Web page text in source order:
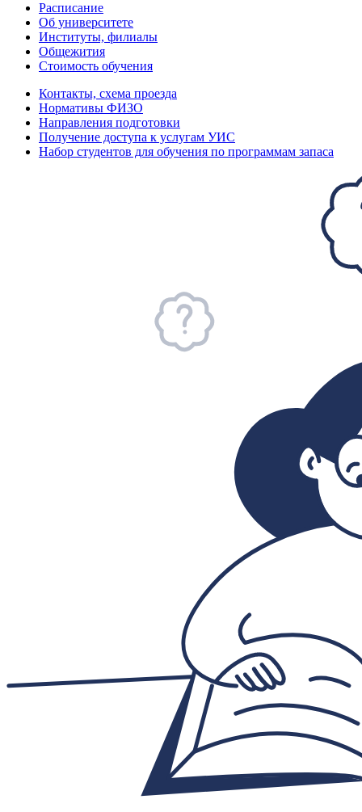
Расписание
Об университете
Институты, филиалы
Общежития
Стоимость обучения
Контакты, схема проезда
Нормативы ФИЗО
Направления подготовки
Получение доступа к услугам УИС
Набор студентов для обучения по программам запаса